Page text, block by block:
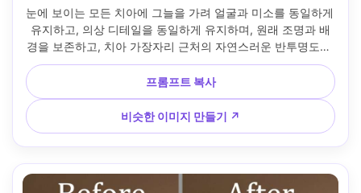
눈에 보이는 모든 치아에 그늘을 가려 얼굴과 미소를 동일하게
유지하고, 의상 디테일을 동일하게 유지하며, 원래 조명과 배
경을 보존하고, 치아 가장자리 근처의 자연스러운 반투명도를
유지합니다 --ar 4:5
프롬프트 복사
비슷한 이미지 만들기 ↗